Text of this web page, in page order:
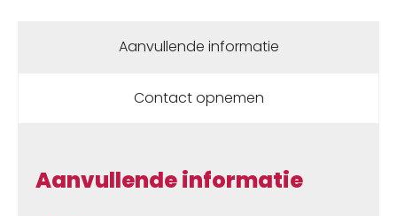
Aanvullende informatie
Contact opnemen
Aanvullende informatie